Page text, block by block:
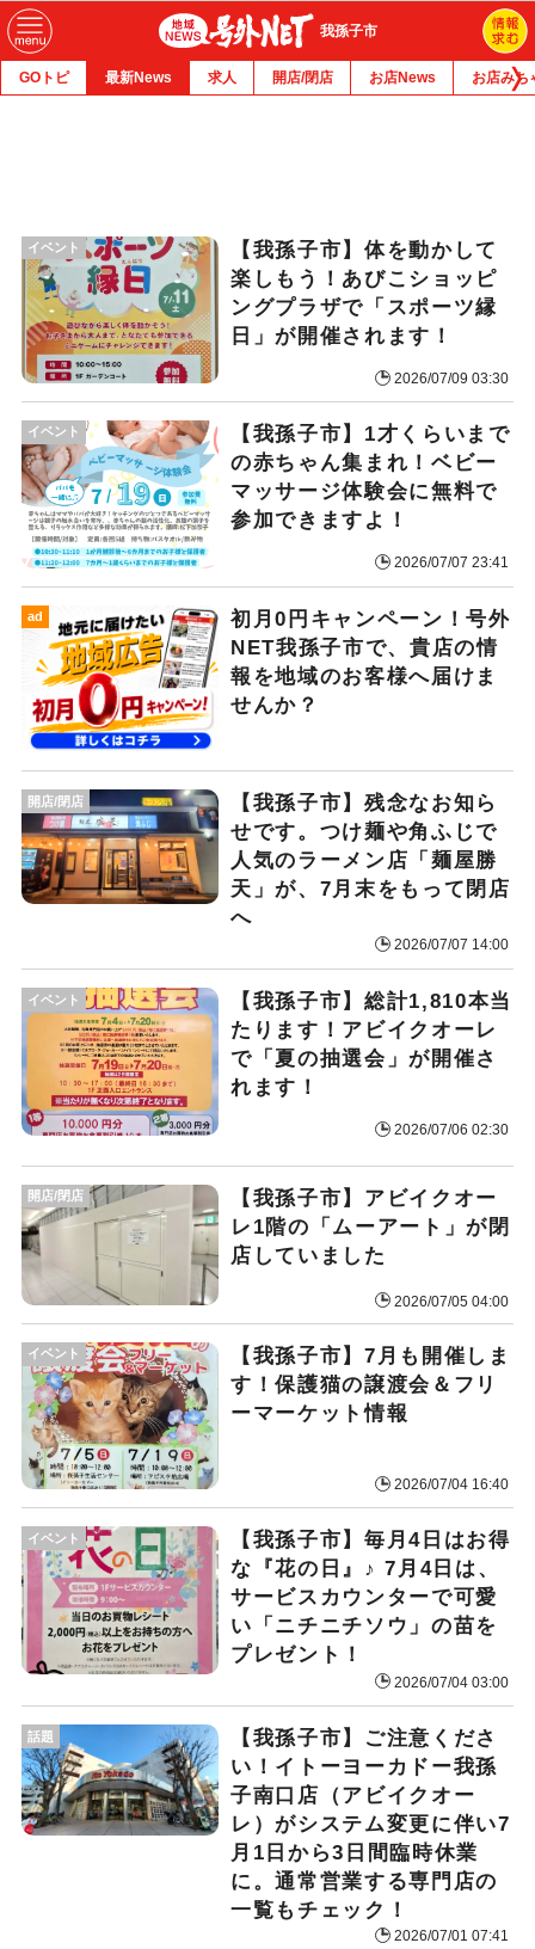
我孫子市
GOトピ 最新News 求人 開店/閉店 お店News お店みち
イベント
【我孫子市】​体を動かして
楽しもう！あびこショッピ
ングプラザで「スポーツ縁
日」が開催されます！
2026/07/09 03:30
【我孫子市】1才くらいまで
の赤ちゃん集まれ！ベビー
マッサージ体験会に無料で
参加できますよ！
2026/07/07 23:41
イベント
ad
初月0円キャンペーン！号外
NET我孫子市で、貴店の情
報を地域のお客様へ届けま
せんか？
​【我孫子市】残念なお知ら
せです。つけ麺や角ふじで
人気のラーメン店「麺屋勝
天」が、7月末をもって閉店
へ
2026/07/07 14:00
開店/閉店
【我孫子市】総計​1,810本当
たります！アビイクオーレ
で「夏の抽選会」が開催さ
れます！
2026/07/06 02:30
イベント
​【我孫子市】アビイクオー
レ1階の「ムーアート」が閉
店していました
2026/07/05 04:00
開店/閉店
【我孫子市】7月も開催しま
す！保護猫の譲渡会＆フリ
ーマーケット情報
2026/07/04 16:40
イベント
【我孫子市】毎月4日はお得
な『花の日』♪ 7月4日は、
サービスカウンターで可愛
い「ニチニチソウ」の苗を
プレゼント！
2026/07/04 03:00
イベント
​【我孫子市】ご注意くださ
い！イトーヨーカドー我孫
子南口店（アビイクオー
レ）がシステム変更に伴い7
月1日から3日間臨時休業
に。通常営業する専門店の
一覧もチェック！
2026/07/01 07:41
話題